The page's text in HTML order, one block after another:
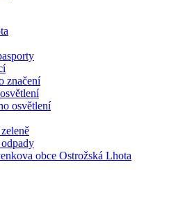
značení
osvětlení
obce Ostrožská Lhota